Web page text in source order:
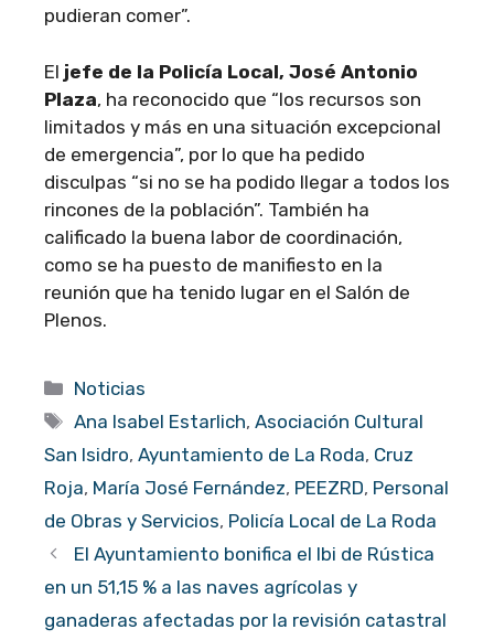
pudieran comer”.
El jefe de la Policía Local, José Antonio
Plaza, ha reconocido que “los recursos son
limitados y más en una situación excepcional
de emergencia”, por lo que ha pedido
disculpas “si no se ha podido llegar a todos los
rincones de la población”. También ha
calificado la buena labor de coordinación,
como se ha puesto de manifiesto en la
reunión que ha tenido lugar en el Salón de
Plenos.
Categorías
Noticias
Etiquetas
Ana Isabel Estarlich,Asociación Cultural
San Isidro, Ayuntamiento de La Roda, Cruz
Roja, María José Fernández, PEEZRD, Personal
de Obras y Servicios, Policía Local de La Roda
El Ayuntamiento bonifica el Ibi de Rústica
en un 51,15 % a las naves agrícolas y
ganaderas afectadas por la revisión catastral